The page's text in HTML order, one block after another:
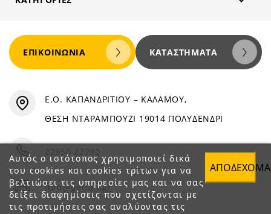
Αυτός ο ιστότοπος χρησιμοποιεί δικά
του cookies και cookies τρίτων για να
βελτιώσει τις υπηρεσίες μας και να σας
δείξει διαφημίσεις που σχετίζονται με
τις προτιμήσεις σας αναλύοντας τις
ΕΠΙΚΟΙΝΩΝΊΑ ΚΑΤΑΣΤΉΜΑΤΑ
Ε.Ο. ΚΑΠΑΝΔΡΙΤΙΟΥ – ΚΑΛΑΜΟΥ,
ΘΕΣΗ ΝΤΑΡΑΜΠΟΥΖΙ 19014 ΠΟΛΥΔΕΝΔΡΙ
22950 22292
info@petfan.gr